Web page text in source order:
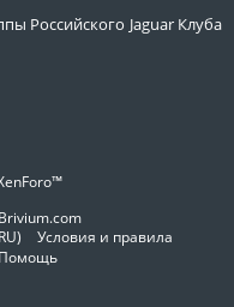
Российского Jaguar Клуба
Условия и правила
Помощь